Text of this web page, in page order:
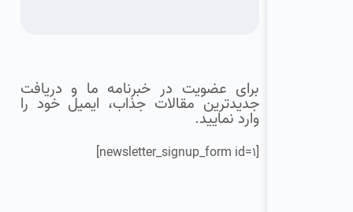
برای عضویت در خبرنامه ما و دریافت
جدیدترین مقالات جذاب، ایمیل خود را
وارد نمایید.
[newsletter_signup_form id=1]